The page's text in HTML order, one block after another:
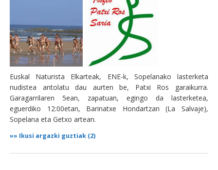
Euskal Naturista Elkarteak, ENE-k, Sopelanako lasterketa
nudistea antolatu dau aurten be, Patxi Ros garaikurra.
Garagarrilaren 5ean, zapatuan, egingo da lasterketea,
eguerdiko 12:00etan, Barinatxe Hondartzan (La Salvaje),
Sopelana eta Getxo artean.
»» Ikusi argazki guztiak (2)